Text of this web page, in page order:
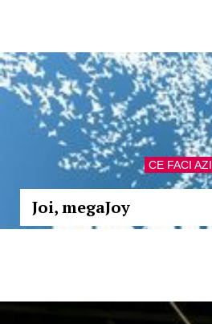
CE FACI AZI
Joi, megaJoy